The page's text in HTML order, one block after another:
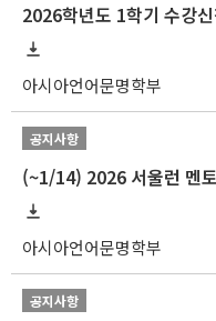
2026학년도 1학기 수강
아시아언어문명학부
공지사항
(~1/14) 2026 서울런 멘
아시아언어문명학부
공지사항